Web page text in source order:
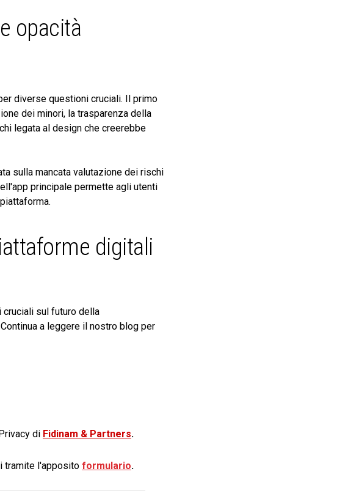
opacità
diverse questioni cruciali. Il primo
dei minori, la trasparenza della
legata al design che creerebbe
sulla mancata valutazione dei rischi
principale permette agli utenti
digitali
cruciali sul futuro della
a leggere il nostro blog per
di Fidinam & Partners.
tramite l'apposito formulario.